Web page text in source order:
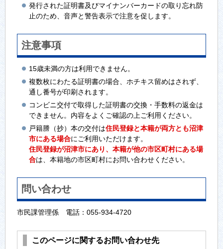
発行された証明書及びマイナンバーカードの取り忘れ防
止のため、音声と警告表示で注意を促します。
注意事項
15歳未満の方は利用できません。
複数枚にわたる証明書の場合、ホチキス留めはされず、
通し番号が印刷されます。
コンビニ交付で取得した証明書の交換・手数料の返金は
できません。内容をよくご確認の上ご利用ください。
戸籍謄（抄）本の交付は住民登録と本籍が両方とも沼津
市にある場合にご利用いただけます。
住民登録が沼津市にあり、本籍が他の市区町村にある場
合は、本籍地の市区町村にお問い合わせください。
問い合わせ
市民課管理係 電話：055-934-4720
このページに関するお問い合わせ先